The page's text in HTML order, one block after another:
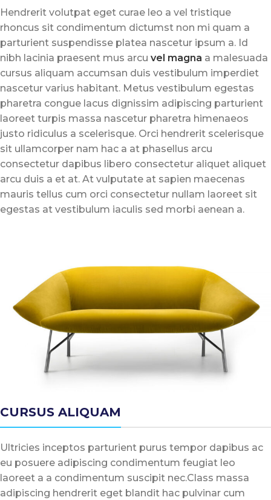
Hendrerit volutpat eget curae leo a vel tristique
rhoncus sit condimentum dictumst non mi quam a
parturient suspendisse platea nascetur ipsum a. Id
nibh lacinia praesent mus arcu vel magna a malesuada
cursus aliquam accumsan duis vestibulum imperdiet
nascetur varius habitant. Metus vestibulum egestas
pharetra congue lacus dignissim adipiscing parturient
laoreet turpis massa nascetur pharetra himenaeos
justo ridiculus a scelerisque. Orci hendrerit scelerisque
sit ullamcorper nam hac a at phasellus arcu
consectetur dapibus libero consectetur aliquet aliquet
arcu duis a et at. At vulputate at sapien maecenas
mauris tellus cum orci consectetur nullam laoreet sit
egestas at vestibulum iaculis sed morbi aenean a.
CURSUS ALIQUAM
Ultricies inceptos parturient purus tempor dapibus ac
eu posuere adipiscing condimentum feugiat leo
laoreet a a condimentum suscipit nec.Class massa
adipiscing hendrerit eget blandit hac pulvinar cum